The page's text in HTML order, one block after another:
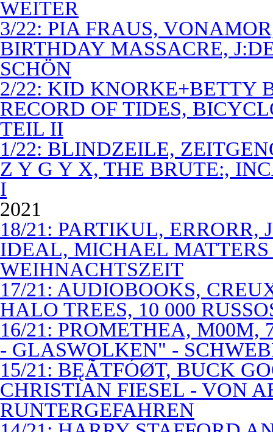
WEITER
3/22: PIA FRAUS,
BIRTHDAY MASSACRE,
SCHÖN
2/22: KID KNORKE+BETTY
RECORD OF TIDES,
TEIL II
1/22: BLINDZEILE,
Z Y G Y X, THE BRUTE:,
I
2021
18/21: PARTIKUL,
IDEAL, MICHAEL
WEIHNACHTSZEIT
17/21: AUDIOBOOKS,
HALO TREES, 10 000
16/21: PROMETHEA, M00M,
- GLASWOLKEN" -
15/21: BĘÃTFÓØT, BUCK
CHRISTIAN FIESEL - VON
RUNTERGEFAHREN